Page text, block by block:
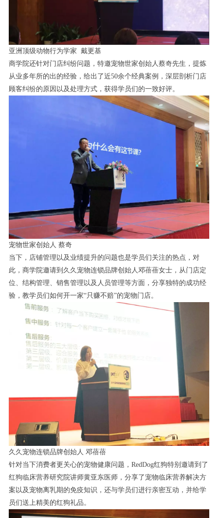
亚洲顶级动物行为学家 戴更基
商学院还针对门店纠纷问题，特邀宠物世家创始人蔡奇先生，提炼
从业多年所的出的经验，给出了近50余个经典案例，深层剖析门店
顾客纠纷的原因以及处理方式，获得学员们的一致好评。
宠物世家创始人 蔡奇
当下，店铺管理以及业绩提升的问题也是学员们关注的热点，对
此，商学院邀请到久久宠物连锁品牌创始人邓蓓蓓女士，从门店定
位、结构管理、销售管理以及人员管理等方面，分享独特的成功经
验，教学员们如何开一家“只赚不赔”的宠物门店。
久久宠物连锁品牌创始人 邓蓓蓓
针对当下消费者更关心的宠物健康问题，RedDog红狗特别邀请到了
红狗临床营养研究院讲师黄亚东医师，分享了宠物临床营养解决方
案以及宠物离乳期的免疫知识，还与学员们进行亲密互动，并给学
员们送上精美的红狗礼品。